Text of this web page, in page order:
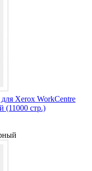
Xerox WorkCentre
(11000 стр.)